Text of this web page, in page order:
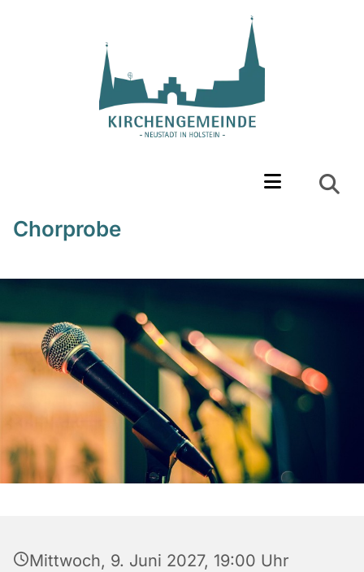
Chorprobe
Mittwoch, 9. Juni 2027, 19:00 Uhr